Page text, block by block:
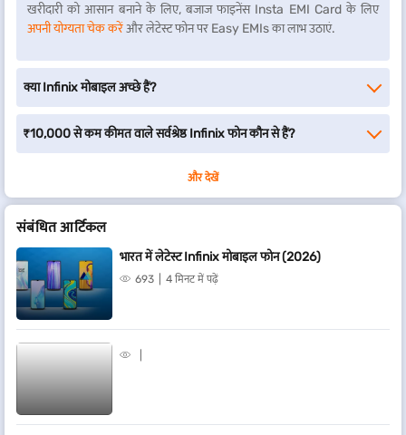
खरीदारी को आसान बनाने के लिए, बजाज फाइनेंस Insta EMI Card के लिए
अपनी योग्यता चेक करेंऔर लेटेस्ट फोन पर Easy EMIs का लाभ उठाएं.
क्या Infinix मोबाइल अच्छे हैं?
₹10,000 से कम कीमत वाले सर्वश्रेष्ठ Infinix फोन कौन से हैं?
और देखें
संबंधित आर्टिकल
भारत में लेटेस्ट Infinix मोबाइल फोन (2026)
693 4 मिनट में पढ़ें